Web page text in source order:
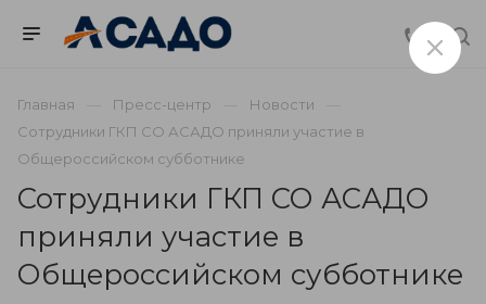
Главная Пресс-центр
Новости
Сотрудники ГКП СО АСАДО приняли участие в
Общероссийском субботнике
Сотрудники ГКП СО АСАДО
приняли участие в
Общероссийском субботнике